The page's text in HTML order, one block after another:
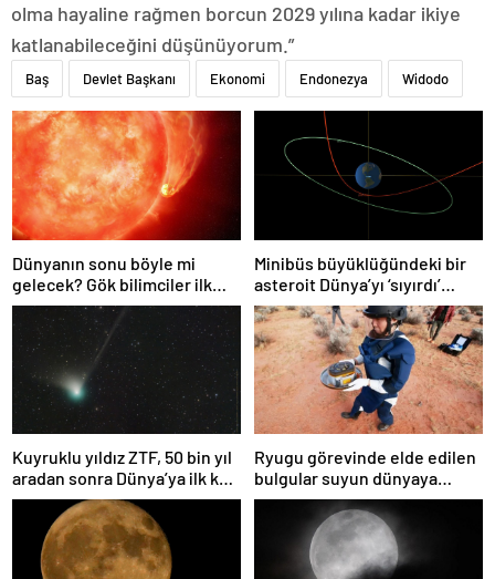
olma hayaline rağmen borcun 2029 yılına kadar ikiye
katlanabileceğini düşünüyorum.”
Baş Devlet Başkanı Ekonomi Endonezya Widodo
Dünyanın sonu böyle mi
gelecek? Gök bilimciler ilk
kez sönen yıldızın gezegeni
yutmasına tanık oldu
Minibüs büyüklüğündeki bir
asteroit Dünya’yı ‘sıyırdı’
geçti
Kuyruklu yıldız ZTF, 50 bin yıl
aradan sonra Dünya’ya ilk kez
çok yaklaşacak
Ryugu görevinde elde edilen
bulgular suyun dünyaya
asteroitlerce getirilmiş
olabileceğini gösteriyor